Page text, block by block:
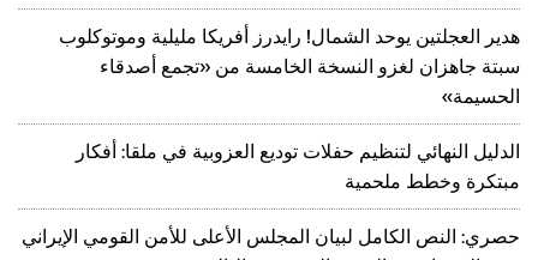
هدير العجلتين يوحد الشمال! رايدرز أفريكا مليلية وموتوكلوب
سبتة جاهزان لغزو النسخة الخامسة من «تجمع أصدقاء
الحسيمة»
الدليل النهائي لتنظيم حفلات توديع العزوبية في ملقا: أفكار
مبتكرة وخطط ملحمية
حصري: النص الكامل لبيان المجلس الأعلى للأمن القومي الإيراني